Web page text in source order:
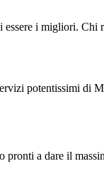
i migliori.
potentissimi di
a dare il